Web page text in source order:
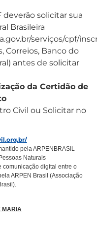
deverão solicitar sua
Brasileira
serviços/cpf/
Correios, Banco do
antes de solicitar
da Certidão de
Civil ou Solicitar no
pela ARPENBRASIL-
Naturais
comunicação digital entre o
ARPEN Brasil (Associação
MARIA